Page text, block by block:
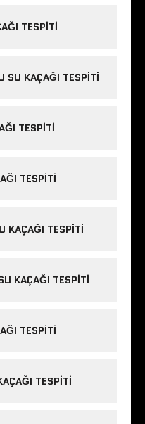
TESPITI
SU KAÇAĞI TESPITI
TESPITI
TESPITI
KAÇAĞI TESPITI
KAÇAĞI TESPITI
TESPITI
TESPITI